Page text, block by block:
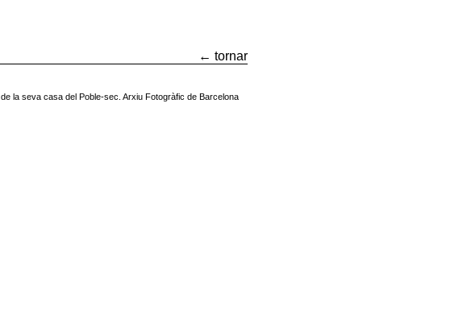
← tornar
la seva casa del Poble-sec. Arxiu Fotogràfic de Barcelona